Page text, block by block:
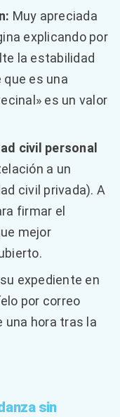
Muy apreciada
explicando por
la estabilidad
es una
es un valor
civil personal
a un
civil privada). A
firmar el
mejor
expediente en
por correo
una hora tras la
sin